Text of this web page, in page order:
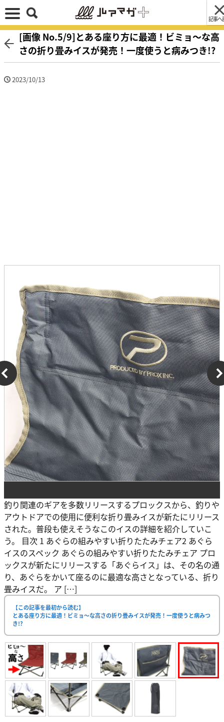
記事へ
[画像 No.5/9]とある座り方に最適！ビミョ〜な高
さの折り畳みイスが発売！一度使うと病みつき!?
2023/10/13
釣り関連のギアを多数リリースするプロックスから、釣りや
アウトドアでの使用に便利な折り畳みイスが新たにリリース
された。普段も使えそうなこのイスの詳細を紹介していこ
う。 目次 1 あぐらの組みやすい折りたたみチェア2 あぐら
イスのスペック あぐらの組みやすい折りたたみチェア プロ
ックスが新たにリリースする「あぐらイス」は、その名の通
り、あぐらをかいて座るのに最適な高さとなっている、折り
畳みイスだ。 ア […]
【この記事を最初から読む】
とある座り方に最適！ビミョ〜な高さの折り畳みイスが発売！一度使うと病みつ
き!?